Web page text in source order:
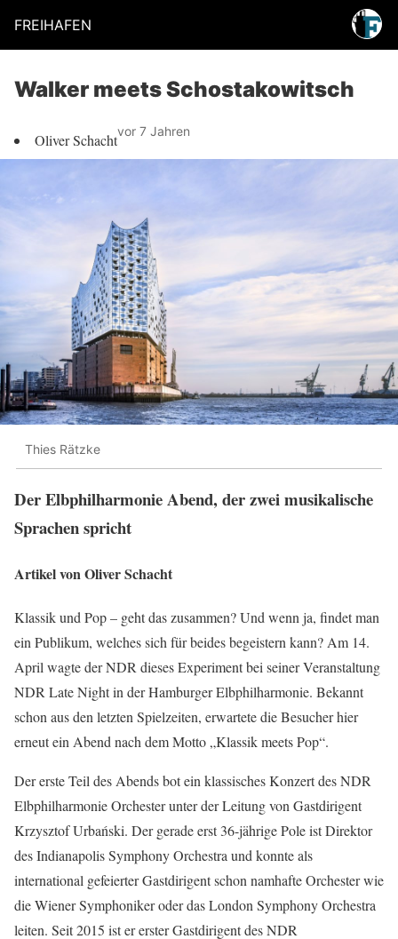
FREIHAFEN
Walker meets Schostakowitsch
Oliver Schachtvor 7 Jahren
Thies Rätzke
Der Elbphilharmonie Abend, der zwei musikalische
Sprachen spricht
Artikel von Oliver Schacht
Klassik und Pop – geht das zusammen? Und wenn ja, findet man
ein Publikum, welches sich für beides begeistern kann? Am 14.
April wagte der NDR dieses Experiment bei seiner Veranstaltung
NDR Late Night in der Hamburger Elbphilharmonie. Bekannt
schon aus den letzten Spielzeiten, erwartete die Besucher hier
erneut ein Abend nach dem Motto „Klassik meets Pop“.
Der erste Teil des Abends bot ein klassisches Konzert des NDR
Elbphilharmonie Orchester unter der Leitung von Gastdirigent
Krzysztof Urbański. Der gerade erst 36-jährige Pole ist Direktor
des Indianapolis Symphony Orchestra und konnte als
international gefeierter Gastdirigent schon namhafte Orchester wie
die Wiener Symphoniker oder das London Symphony Orchestra
leiten. Seit 2015 ist er erster Gastdirigent des NDR